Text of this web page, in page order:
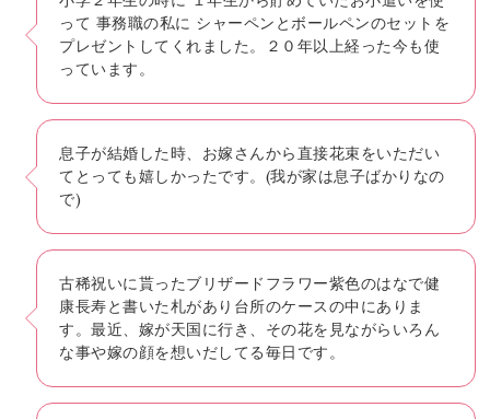
って 事務職の私に シャーペンとボールペンのセットを
プレゼントしてくれました。２０年以上経った今も使
っています。
息子が結婚した時、お嫁さんから直接花束をいただい
てとっても嬉しかったです。(我が家は息子ばかりなの
で)
古稀祝いに貰ったブリザードフラワー紫色のはなで健
康長寿と書いた札があり台所のケースの中にありま
す。最近、嫁が天国に行き、その花を見ながらいろん
な事や嫁の顔を想いだしてる毎日です。